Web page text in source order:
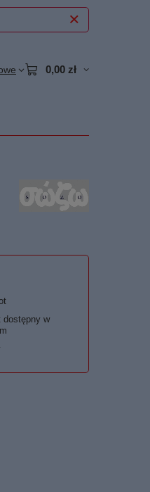
0,00 zł
dostępny w